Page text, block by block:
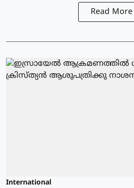
Read More
International